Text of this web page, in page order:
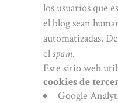
los usuarios que
el blog sean
automatizadas.
elspam.
Este sitio web
cookies de
Google